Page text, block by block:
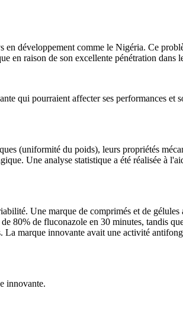
en développement comme le Nigéria. Ce
en raison de son excellente pénétration dans
qui pourraient affecter ses performances et
(uniformité du poids), leurs propriétés
Une analyse statistique a été réalisée à
Une marque de comprimés et de gélules
80% de fluconazole en 30 minutes, tandis
marque innovante avait une activité
innovante.